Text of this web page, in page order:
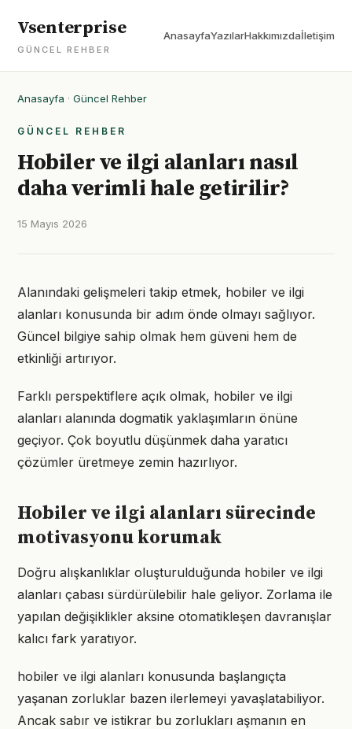
Vsenterprise
GÜNCEL REHBER
AnasayfaYazılarHakkımızdaİletişim
Anasayfa · Güncel Rehber
GÜNCEL REHBER
Hobiler ve ilgi alanları nasıl
daha verimli hale getirilir?
15 Mayıs 2026
Alanındaki gelişmeleri takip etmek, hobiler ve ilgi
alanları konusunda bir adım önde olmayı sağlıyor.
Güncel bilgiye sahip olmak hem güveni hem de
etkinliği artırıyor.
Farklı perspektiflere açık olmak, hobiler ve ilgi
alanları alanında dogmatik yaklaşımların önüne
geçiyor. Çok boyutlu düşünmek daha yaratıcı
çözümler üretmeye zemin hazırlıyor.
Hobiler ve ilgi alanları sürecinde
motivasyonu korumak
Doğru alışkanlıklar oluşturulduğunda hobiler ve ilgi
alanları çabası sürdürülebilir hale geliyor. Zorlama ile
yapılan değişiklikler aksine otomatikleşen davranışlar
kalıcı fark yaratıyor.
hobiler ve ilgi alanları konusunda başlangıçta
yaşanan zorluklar bazen ilerlemeyi yavaşlatabiliyor.
Ancak sabır ve istikrar bu zorlukları aşmanın en